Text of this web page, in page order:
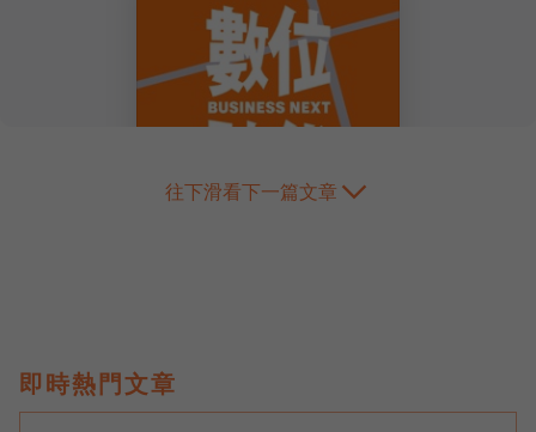
往下滑看下一篇文章
即時熱門文章